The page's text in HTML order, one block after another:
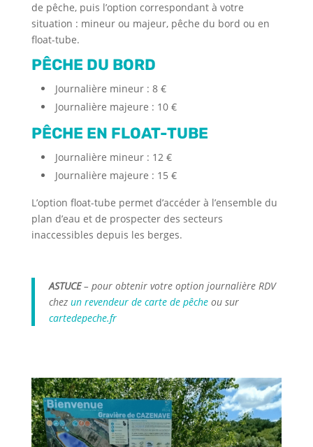
de pêche, puis l’option correspondant à votre
situation : mineur ou majeur, pêche du bord ou en
float-tube.
PÊCHE DU BORD
Journalière mineur : 8 €
Journalière majeure : 10 €
PÊCHE EN FLOAT-TUBE
Journalière mineur : 12 €
Journalière majeure : 15 €
L’option float-tube permet d’accéder à l’ensemble du
plan d’eau et de prospecter des secteurs
inaccessibles depuis les berges.
ASTUCE– pour obtenir votre option journalière RDV
chez un revendeur de carte de pêcheou sur
cartedepeche.fr